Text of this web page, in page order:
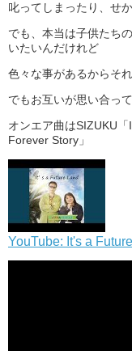
叱ってしまったり、せ
でも、本当は子供たち
いたいんだけれど
色々な事があるからそ
でもお互いが思い合っ
オンエア曲はSIZUKU
Forever Story」
YouTube: It's a